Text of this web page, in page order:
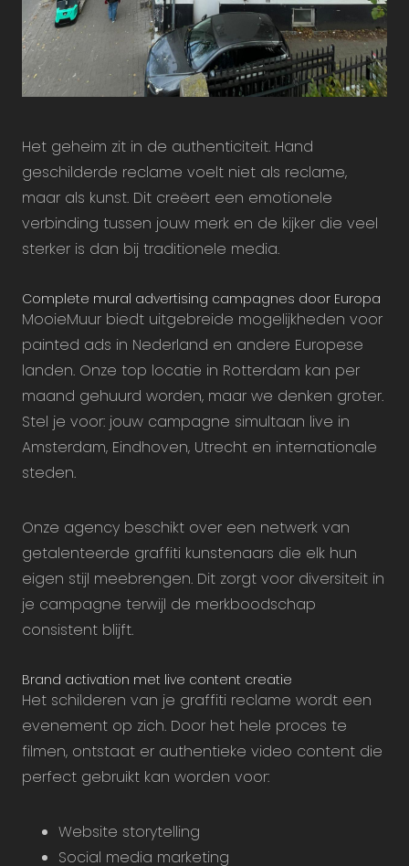
Het geheim zit in de authenticiteit. Hand
geschilderde reclame voelt niet als reclame,
maar als kunst. Dit creëert een emotionele
verbinding tussen jouw merk en de kijker die veel
sterker is dan bij traditionele media.
Complete mural advertising campagnes door Europa
MooieMuur biedt uitgebreide mogelijkheden voor
painted ads in Nederland en andere Europese
landen. Onze top locatie in Rotterdam kan per
maand gehuurd worden, maar we denken groter.
Stel je voor: jouw campagne simultaan live in
Amsterdam, Eindhoven, Utrecht en internationale
steden.
Onze agency beschikt over een netwerk van
getalenteerde graffiti kunstenaars die elk hun
eigen stijl meebrengen. Dit zorgt voor diversiteit in
je campagne terwijl de merkboodschap
consistent blijft.
Brand activation met live content creatie
Het schilderen van je graffiti reclame wordt een
evenement op zich. Door het hele proces te
filmen, ontstaat er authentieke video content die
perfect gebruikt kan worden voor:
Website storytelling
Social media marketing